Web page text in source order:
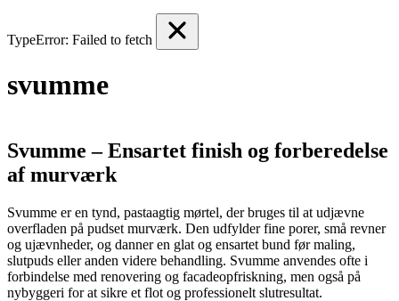
TypeError: Failed to fetch
svumme
Svumme – Ensartet finish og forberedelse
af murværk
Svumme er en tynd, pastaagtig mørtel, der bruges til at udjævne
overfladen på pudset murværk. Den udfylder fine porer, små revner
og ujævnheder, og danner en glat og ensartet bund før maling,
slutpuds eller anden videre behandling. Svumme anvendes ofte i
forbindelse med renovering og facadeopfriskning, men også på
nybyggeri for at sikre et flot og professionelt slutresultat.